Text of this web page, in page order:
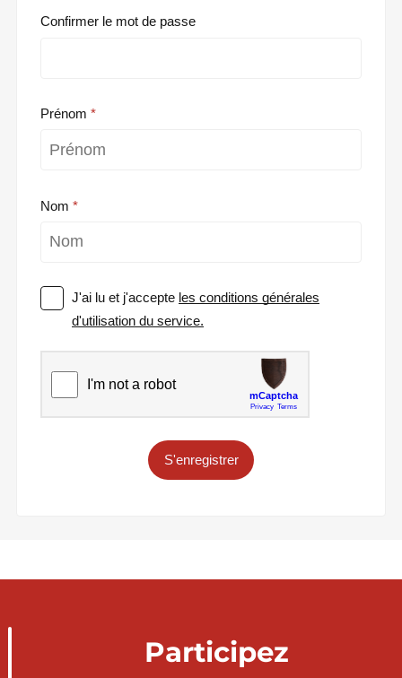
Confirmer le mot de passe
Prénom
Nom
J'ai lu et j'accepte les conditions générales
d'utilisation du service.
S'enregistrer
Participez